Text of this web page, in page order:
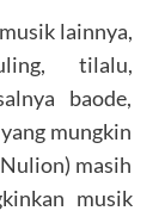
lainnya,
tilalu,
baode,
mungkin
masih
musik